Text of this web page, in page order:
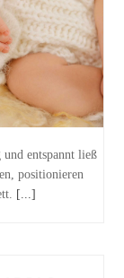
und entspannt ließ
positionieren
[...]